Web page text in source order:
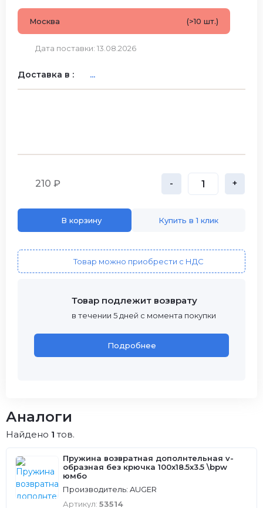
Москва (>10 шт.)
Дата поставки: 13.08.2026
Доставка в : ...
210 ₽ - +
В корзину Купить в 1 клик
Товар можно приобрести с НДС
Товар подлежит возврату
в течении 5 дней с момента покупки
Подробнее
Аналоги
Найдено 1 тов.
Пружина возвратная дополнтельная v-
образная без крючка 100x18.5x3.5 \bpw
юмбо
Производитель: AUGER
Артикул: 53514